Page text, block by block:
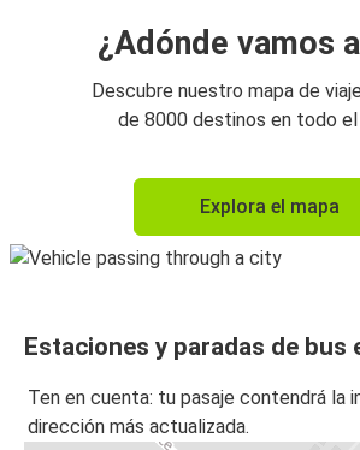
¿Adónde vamos
Descubre nuestro mapa de
de 8000 destinos en todo el
Explora el mapa
Estaciones y paradas de bus
Ten en cuenta: tu pasaje contendrá la
dirección más actualizada.